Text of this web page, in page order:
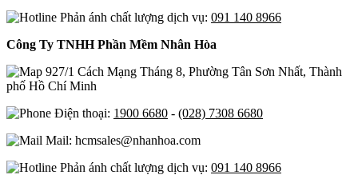
Phản ánh chất lượng dịch vụ: 091 140 8966
Công Ty TNHH Phần Mềm Nhân Hòa
927/1 Cách Mạng Tháng 8, Phường Tân Sơn Nhất, Thành
phố Hồ Chí Minh
Điện thoại: 1900 6680 - (028) 7308 6680
Mail: hcmsales@nhanhoa.com
Phản ánh chất lượng dịch vụ: 091 140 8966